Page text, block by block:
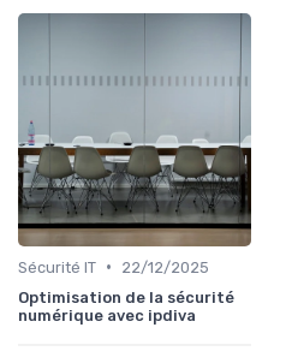
Sécurité IT •
22/12/2025
Optimisation de la sécurité
numérique avec ipdiva